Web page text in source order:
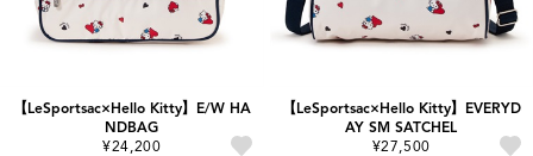
【LeSportsac×Hello Kitty】E/W HA
NDBAG
¥24,200
【LeSportsac×Hello Kitty】EVERYD
AY SM SATCHEL
¥27,500